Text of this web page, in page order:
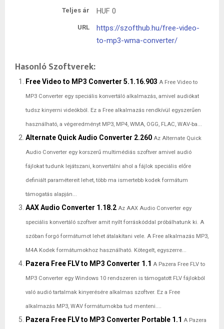
Teljes ár HUF 0
URL
https://szofthub.hu/free-video-
to-mp3-wma-converter/
Hasonló Szoftverek:
Free Video to MP3 Converter 5.1.16.903 A Free Video to
MP3 Converter egy speciális konvertáló alkalmazás, amivel audiókat
tudsz kinyerni videókból. Ez a Free alkalmazás rendkívül egyszerűen
használható, a végeredményt MP3, MP4, WMA, OGG, FLAC, WAV-ba...
Alternate Quick Audio Converter 2.260 Az Alternate Quick
Audio Converter egy korszerű multimédiás szoftver amivel audió
fájlokat tudunk lejátszani, konvertálni ahol a fájlok speciális előre
definiált paramétereit lehet, több ma ismertebb kodek formátum
támogatás alapján...
AAX Audio Converter 1.18.2 Az AAX Audio Converter egy
speciális konvertáló szoftver amit nyílt forráskóddal próbálhatunk ki. A
szóban forgó formátumot lehet átalakítani vele. A Free alkalmazás MP3,
M4A Kodek formátumokhoz használható. Kötegelt, egyszerre...
Pazera Free FLV to MP3 Converter 1.1 A Pazera Free FLV to
MP3 Converter egy Windows 10 rendszeren is támogatott FLV fájlokból
való audió tartalmak kinyerésére alkalmas szoftver. Ez a Free
alkalmazás MP3, WAV formátumokba tud menteni....
Pazera Free FLV to MP3 Converter Portable 1.1 A Pazera